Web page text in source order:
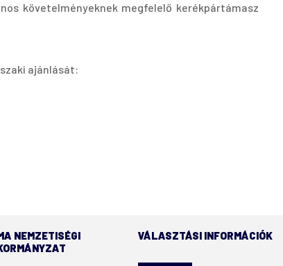
követelményeknek megfelelő kerékpártámasz
ajánlását:
NEMZETISÉGI
VÁLASZTÁSI INFORMÁCIÓK